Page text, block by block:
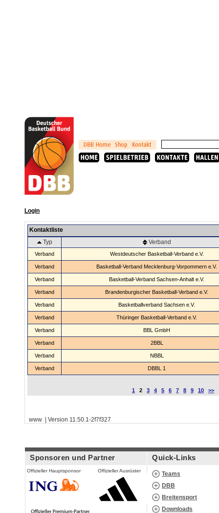
Login
Kontaktliste
Typ
Verband
Verband Westdeutscher Basketball-Verband e.V.
Verband Basketball-Verband Mecklenburg-Vorpommern e.V.
Verband Basketball-Verband Sachsen-Anhalt e.V.
Verband Brandenburgischer Basketball-Verband e.V.
Verband Basketballverband Sachsen e.V.
Verband Thüringer Basketball-Verband e.V.
Verband BBL GmbH
Verband 2BBL
Verband NBBL
Verband DBBL 1
1 2 3 4 5 6 7 8 9 10 >>
www | Version 11.50.1-2f7f327
Sponsoren und Partner
Offizieller Hauptsponsor Offizieller Ausrüster
Quick-Links
Teams
DBB
Breitensport
Downloads